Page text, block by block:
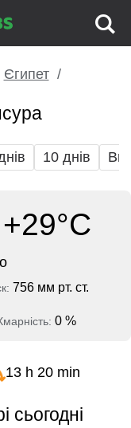
Єгипет
10 днів
+29°C
756 мм рт. ст.
0 %
13 h 20 min
сьогодні